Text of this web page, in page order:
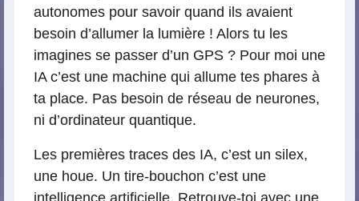
autonomes pour savoir quand ils avaient
besoin d’allumer la lumière ! Alors tu les
imagines se passer d’un GPS ? Pour moi une
IA c’est une machine qui allume tes phares à
ta place. Pas besoin de réseau de neurones,
ni d’ordinateur quantique.
Les premières traces des IA, c’est un silex,
une houe. Un tire-bouchon c’est une